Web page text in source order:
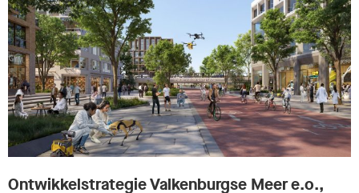
Ontwikkelstrategie Valkenburgse Meer e.o.,